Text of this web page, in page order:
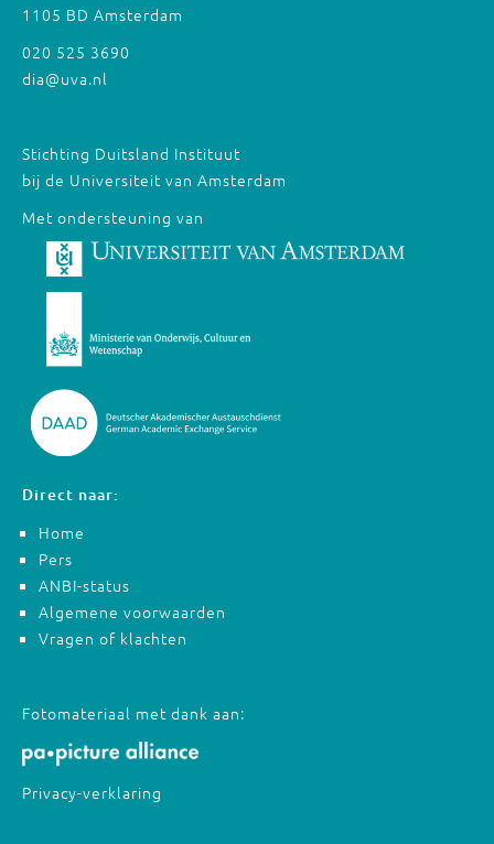
1105 BD Amsterdam
020 525 3690
dia@uva.nl
Stichting Duitsland Instituut
bij de Universiteit van Amsterdam
Met ondersteuning van
Direct naar:
Home
Pers
ANBI-status
Algemene voorwaarden
Vragen of klachten
Fotomateriaal met dank aan:
Privacy-verklaring